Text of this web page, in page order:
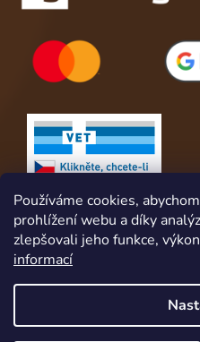
Používáme cookies,
prohlížení webu a díky
zlepšovali jeho funkce,
informací